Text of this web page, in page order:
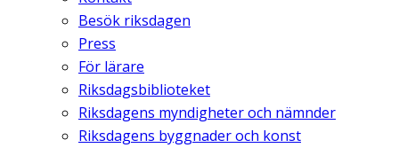
Besök riksdagen
Press
För lärare
Riksdagsbiblioteket
Riksdagens myndigheter och nämnder
Riksdagens byggnader och konst